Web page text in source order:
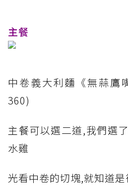
主餐
中卷義大利麵《無蒜鷹
360)
主餐可以選二道,我們選
水雞
光看中卷的切塊,就知道